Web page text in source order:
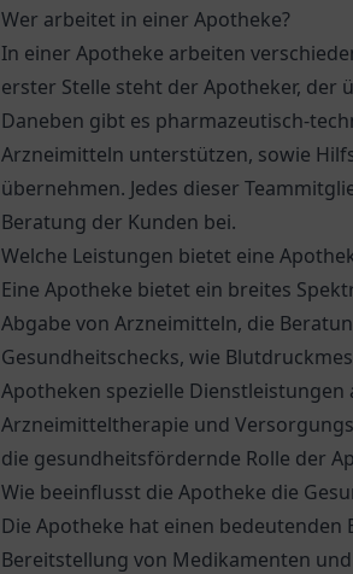
Wer arbeitet in einer Apotheke?
In einer Apotheke arbeiten
erster Stelle steht der Apotheker, der
Daneben gibt es pharmazeutisch-
Arzneimitteln unterstützen, sowie
übernehmen. Jedes dieser
Beratung der Kunden bei.
Welche Leistungen bietet eine
Eine Apotheke bietet ein breites
Abgabe von Arzneimitteln, die
Gesundheitschecks, wie
Apotheken spezielle
Arzneimitteltherapie und
die gesundheitsfördernde Rolle der
Wie beeinflusst die Apotheke die
Die Apotheke hat einen
Bereitstellung von Medikamenten